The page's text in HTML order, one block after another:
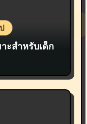
ะสำหรับเด็ก